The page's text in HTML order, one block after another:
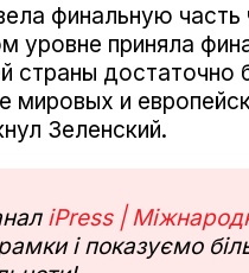
финальную часть
уровне приняла
страны достаточно
мировых и
Зеленский.
iPress |
і показуємо